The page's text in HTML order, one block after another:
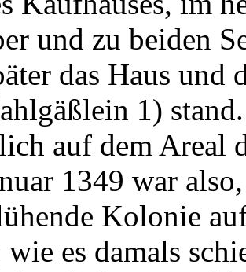
und zu beiden
das Haus und
1)
auf dem Areal
1349 war
Kolonie
es damals